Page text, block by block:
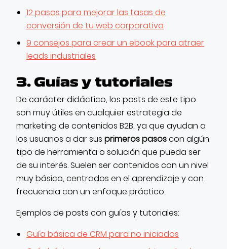
12 pasos para mejorar las tasas de
conversión de tu web corporativa
9 consejos para crear un ebook para atraer
leads industriales
3. Guías y tutoriales
De carácter didáctico, los posts de este tipo
son muy útiles en cualquier estrategia de
marketing de contenidos B2B, ya que ayudan a
los usuarios a dar sus primeros pasoscon algún
tipo de herramienta o solución que pueda ser
de su interés. Suelen ser contenidos con un nivel
muy básico, centrados en el aprendizaje y con
frecuencia con un enfoque práctico.
Ejemplos de posts con guías y tutoriales:
Guía básica de CRM para no iniciados